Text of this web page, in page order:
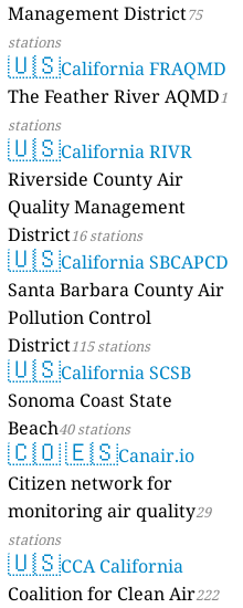
Management District75
stations
🇺🇸California FRAQMD
The Feather River AQMD1
stations
🇺🇸California RIVR
Riverside County Air
Quality Management
District16 stations
🇺🇸California SBCAPCD
Santa Barbara County Air
Pollution Control
District115 stations
🇺🇸California SCSB
Sonoma Coast State
Beach40 stations
🇨🇴🇪🇸Canair.io
Citizen network for
monitoring air quality29
stations
🇺🇸CCA California
Coalition for Clean Air222